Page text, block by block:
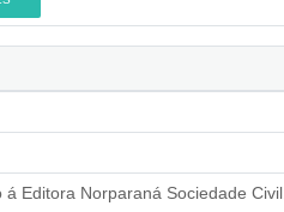
Editora Norparaná Sociedade Civil.